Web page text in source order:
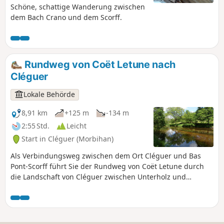
Schöne, schattige Wanderung zwischen
dem Bach Crano und dem Scorff.
Rundweg von Coët Letune nach
Cléguer
Lokale Behörde
8,91 km
+125 m
-134 m
2:55 Std.
Leicht
Start in Cléguer (Morbihan)
Als Verbindungsweg zwischen dem Ort Cléguer und Bas
Pont-Scorff führt Sie der Rundweg von Coët Letune durch
die Landschaft von Cléguer zwischen Unterholz und
Verpassen Sie nicht die teilweise im romanischen Stil
erbaute Kirche Saint-Gérand und die Sehenswürdigkeiten